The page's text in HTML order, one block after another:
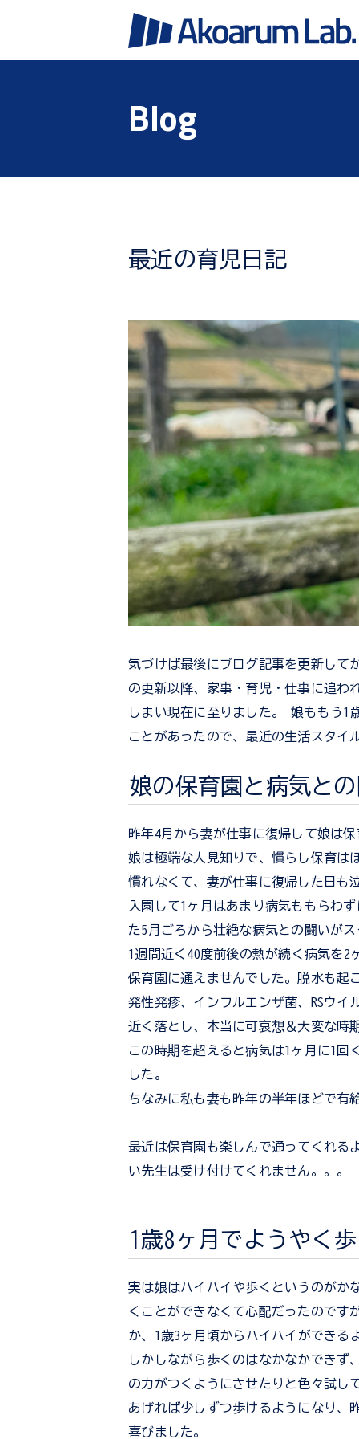
Blog
最近の育児日記
気づけば最後にブログ記事を更新して
の更新以降、家事・育児・仕事に追わ
しまい現在に至りました。 娘ももう1
ことがあったので、最近の生活スタイ
娘の保育園と病気と
昨年4月から妻が仕事に復帰して娘は
娘は極端な人見知りで、慣らし保育は
慣れなくて、妻が仕事に復帰した日
入園して1ヶ月はあまり病気ももらわ
た5月ごろから壮絶な病気との闘いが
1週間近く40度前後の熱が続く病気を2
保育園に通えませんでした。脱水も起
発性発疹、インフルエンザ菌、RSウ
近く落とし、本当に可哀想＆大変な時
この時期を超えると病気は1ヶ月に1回
した。
ちなみに私も妻も昨年の半年ほどで有
最近は保育園も楽しんで通ってくれる
い先生は受け付けてくれません。。。
1歳8ヶ月でようやく
実は娘はハイハイや歩くというのがか
くことができなくて心配だったのです
か、1歳3ヶ月頃からハイハイができる
しかしながら歩くのはなかなかできず
の力がつくようにさせたりと色々試し
あげれば少しずつ歩けるようになり、
喜びました。